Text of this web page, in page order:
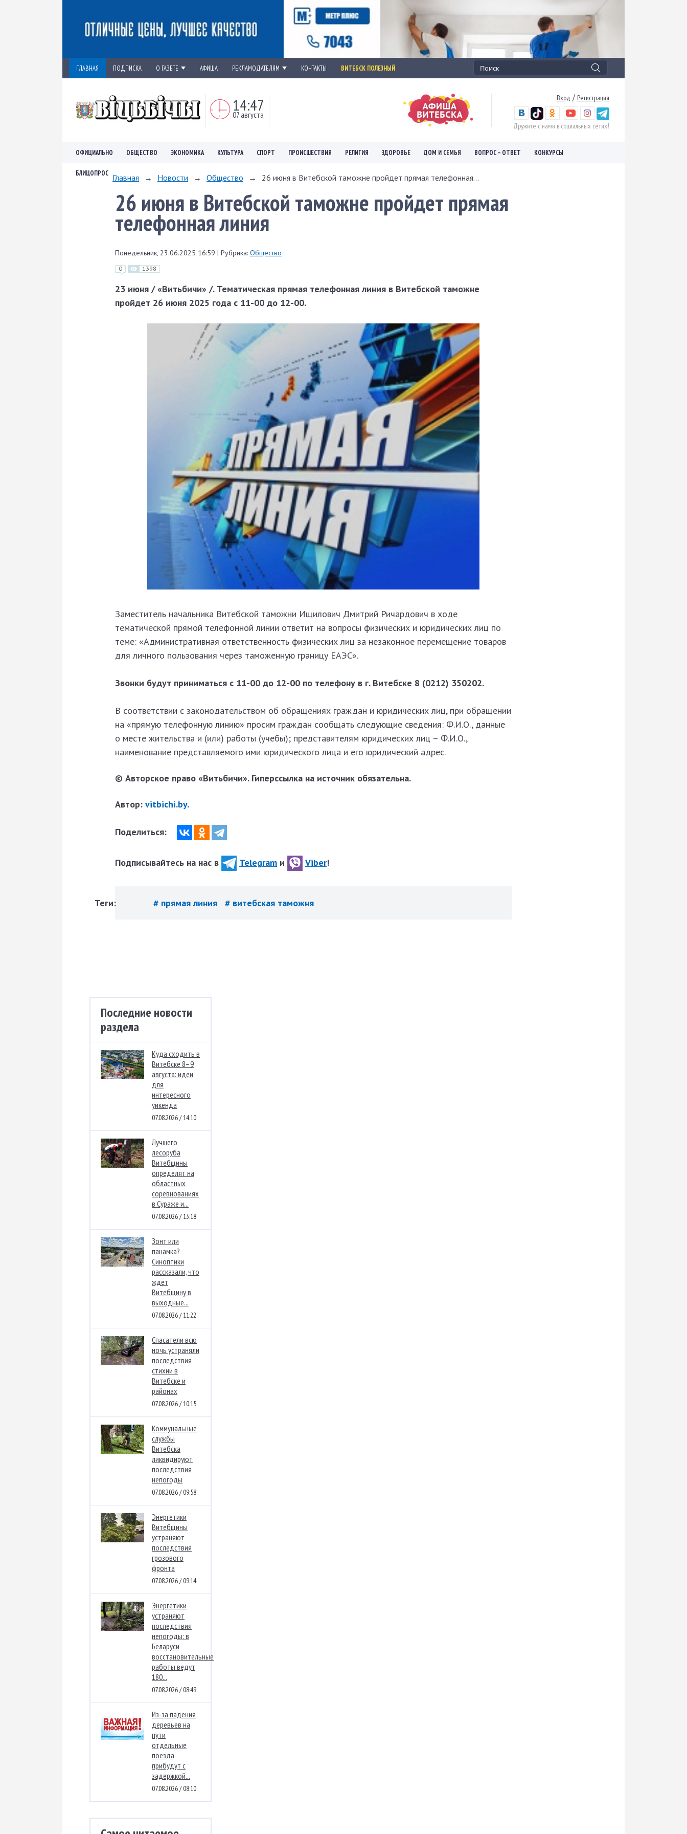
ГЛАВНАЯ ПОДПИСКА О ГАЗЕТЕ АФИША РЕКЛАМОДАТЕЛЯМ КОНТАКТЫ ВИТЕБСК ПОЛЕЗНЫЙ
14:47
07 августа
Вход / Регистрация
Дружите с нами в социальных сетях!
ОФИЦИАЛЬНО ОБЩЕСТВО ЭКОНОМИКА КУЛЬТУРА СПОРТ ПРОИСШЕСТВИЯ РЕЛИГИЯ ЗДОРОВЬЕ ДОМ И СЕМЬЯ ВОПРОС – ОТВЕТ КОНКУРСЫ
БЛИЦОПРОС Главная → Новости → Общество → 26 июня в Витебской таможне пройдет прямая телефонная...
26 июня в Витебской таможне пройдет прямая
телефонная линия
Понедельник, 23.06.2025 16:59 | Рубрика: Общество
0 1398
23 июня / «Витьбичи» /. Тематическая прямая телефонная линия в Витебской таможне
пройдет 26 июня 2025 года с 11-00 до 12-00.
Заместитель начальника Витебской таможни Ищилович Дмитрий Ричардович в ходе
тематической прямой телефонной линии ответит на вопросы физических и юридических лиц по
теме: «Административная ответственность физических лиц за незаконное перемещение товаров
для личного пользования через таможенную границу ЕАЭС».
Звонки будут приниматься с 11-00 до 12-00 по телефону в г. Витебске 8 (0212) 350202.
В соответствии с законодательством об обращениях граждан и юридических лиц, при обращении
на «прямую телефонную линию» просим граждан сообщать следующие сведения: Ф.И.О., данные
о месте жительства и (или) работы (учебы); представителям юридических лиц – Ф.И.О.,
наименование представляемого ими юридического лица и его юридический адрес.
© Авторское право «Витьбичи». Гиперссылка на источник обязательна.
Автор: vitbichi.by.
Поделиться:
Подписывайтесь на нас в Telegram и Viber!
Теги: # прямая линия # витебская таможня
Последние новости
раздела
Куда сходить в
Витебске 8–9
августа: идеи
для
интересного
уикенда
07.08.2026 / 14:10
Лучшего
лесоруба
Витебщины
определят на
областных
соревнованиях
в Сураже и...
07.08.2026 / 13:18
Зонт или
панамка?
Синоптики
рассказали, что
ждет
Витебщину в
выходные...
07.08.2026 / 11:22
Спасатели всю
ночь устраняли
последствия
стихии в
Витебске и
районах
07.08.2026 / 10:15
Коммунальные
службы
Витебска
ликвидируют
последствия
непогоды
07.08.2026 / 09:58
Энергетики
Витебщины
устраняют
последствия
грозового
фронта
07.08.2026 / 09:14
Энергетики
устраняют
последствия
непогоды: в
Беларуси
восстановительные
работы ведут
180...
07.08.2026 / 08:49
Из-за падения
деревьев на
пути
отдельные
поезда
прибудут с
задержкой...
07.08.2026 / 08:10